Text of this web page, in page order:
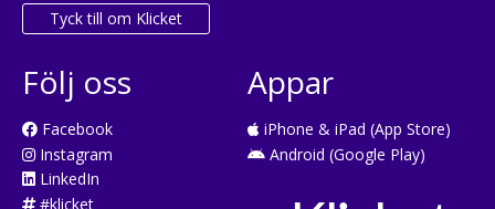
Tyck till om Klicket
Följ oss
Facebook
Instagram
LinkedIn
#klicket
Appar
iPhone & iPad (App Store)
Android (Google Play)